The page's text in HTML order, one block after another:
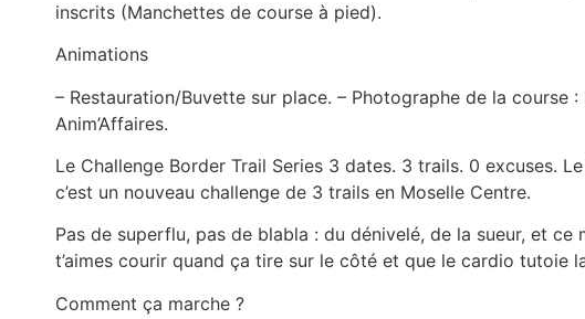
inscrits (Manchettes de course à pied).
Animations
– Restauration/Buvette sur place. – Photographe de la course :
Anim’Affaires.
Le Challenge Border Trail Series 3 dates. 3 trails. 0 excuses.
c’est un nouveau challenge de 3 trails en Moselle Centre.
Pas de superflu, pas de blabla : du dénivelé, de la sueur, et
t’aimes courir quand ça tire sur le côté et que le cardio tutoie
Comment ça marche ?